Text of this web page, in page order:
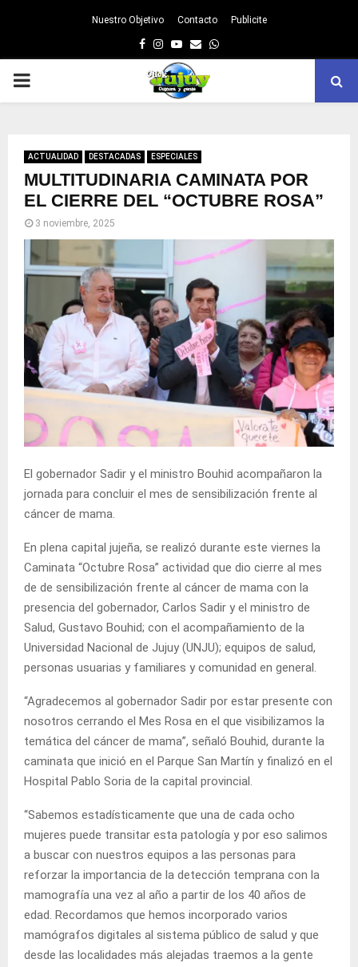
Nuestro Objetivo Contacto Publicite
Facebook
Instagram
Youtube
EmailWhatsapp
PRIMARY
ACTUALIDAD DESTACADAS ESPECIALES
MULTITUDINARIA CAMINATA POR
EL CIERRE DEL “OCTUBRE ROSA”
3 noviembre, 2025
El gobernador Sadir y el ministro Bouhid acompañaron la
jornada para concluir el mes de sensibilización frente al
cáncer de mama.
En plena capital jujeña, se realizó durante este viernes la
Caminata “Octubre Rosa” actividad que dio cierre al mes
de de sensibilización frente al cáncer de mama con la
presencia del gobernador, Carlos Sadir y el ministro de
Salud, Gustavo Bouhid; con el acompañamiento de la
Universidad Nacional de Jujuy (UNJU); equipos de salud,
personas usuarias y familiares y comunidad en general.
“Agradecemos al gobernador Sadir por estar presente con
nosotros cerrando el Mes Rosa en el que visibilizamos la
temática del cáncer de mama”, señaló Bouhid, durante la
caminata que inició en el Parque San Martín y finalizó en el
Hospital Pablo Soria de la capital provincial.
“Sabemos estadísticamente que una de cada ocho
mujeres puede transitar esta patología y por eso salimos
a buscar con nuestros equipos a las personas para
reforzar la importancia de la detección temprana con la
mamografía una vez al año a partir de los 40 años de
edad. Recordamos que hemos incorporado varios
mamógrafos digitales al sistema público de salud y que
desde las localidades más alejadas traemos a la gente